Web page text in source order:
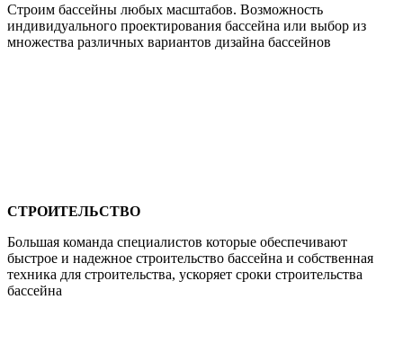
Строим бассейны любых масштабов. Возможность
индивидуального проектирования бассейна или выбор из
множества различных вариантов дизайна бассейнов
СТРОИТЕЛЬСТВО
Большая команда специалистов которые обеспечивают
быстрое и надежное строительство бассейна и собственная
техника для строительства, ускоряет сроки строительства
бассейна